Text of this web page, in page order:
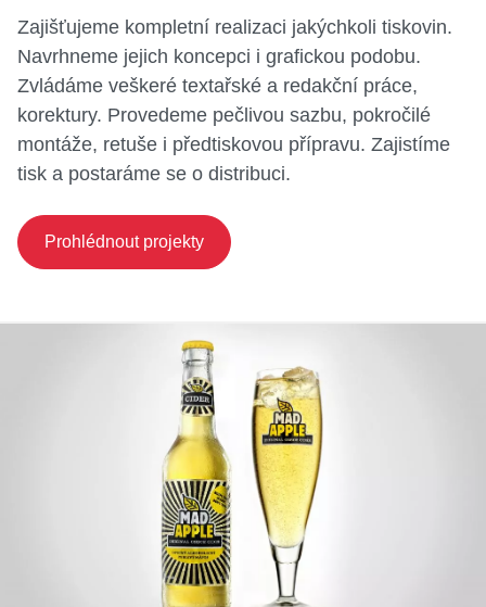
Zajišťujeme kompletní realizaci jakýchkoli tiskovin.
Navrhneme jejich koncepci i grafickou podobu.
Zvládáme veškeré textařské a redakční práce,
korektury. Provedeme pečlivou sazbu, pokročilé
montáže, retuše i předtiskovou přípravu. Zajistíme
tisk a postaráme se o distribuci.
Prohlédnout projekty